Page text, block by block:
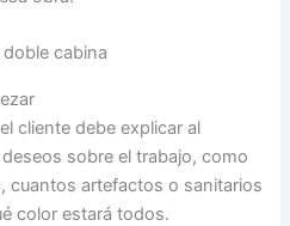
cliente debe explicar al
sobre el trabajo, como
cuantos artefactos o sanitarios
color estará todos.